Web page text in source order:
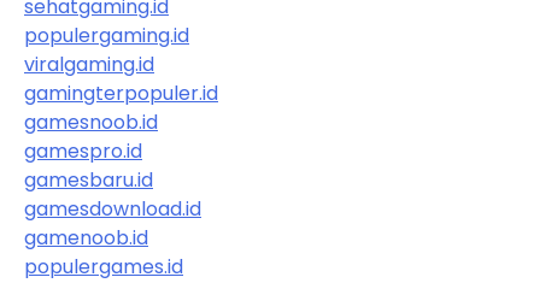
sehatgaming.id
populergaming.id
viralgaming.id
gamingterpopuler.id
gamesnoob.id
gamespro.id
gamesbaru.id
gamesdownload.id
gamenoob.id
populergames.id